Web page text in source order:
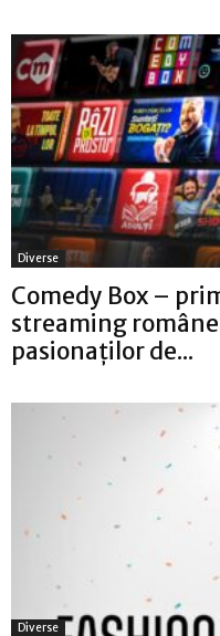
Diverse
Comedy Box –
streaming
pasionaţilor de...
Diverse